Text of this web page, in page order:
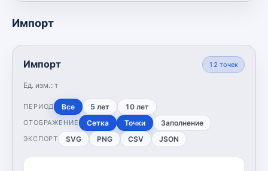
Импорт
Импорт
Ед. изм.: т
12 точек
ПЕРИОД Все 5 лет 10 лет
ОТОБРАЖЕНИЕ Сетка Точки Заполнение
ЭКСПОРТ SVG PNG CSV JSON